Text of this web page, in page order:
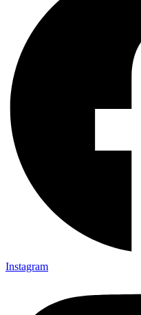
Instagram